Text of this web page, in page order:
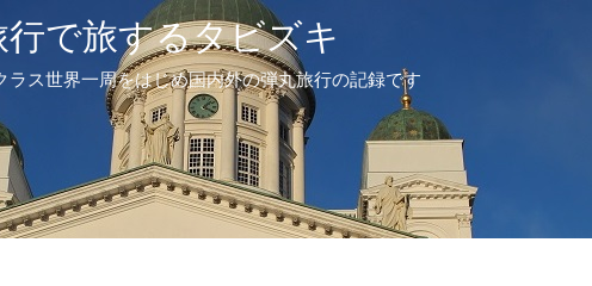
行で旅するタビズキ
ラス世界一周をはじめ国内外の弾丸旅行の記録です